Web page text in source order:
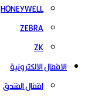
HONEYWELL
ZEBRA
ZK
الاقفال الالكترونية
اقفال الفندق